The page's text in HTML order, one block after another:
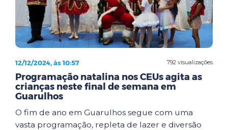
792 visualizações
12/12/2024, às 10:57
Programação natalina nos CEUs agita as
crianças neste final de semana em
Guarulhos
O fim de ano em Guarulhos segue com uma
vasta programação, repleta de lazer e diversão